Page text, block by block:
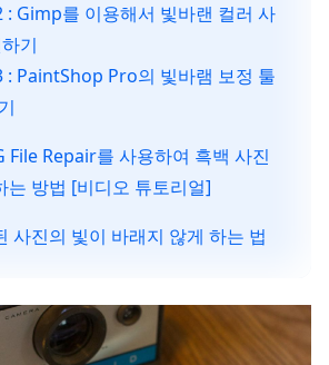
: Gimp를 이용해서 빛바랜 컬러 사
기
: PaintShop Pro의 빛바램 보정 툴
File Repair를 사용하여 흑백 사진
는 방법 [비디오 튜토리얼]
사진의 빛이 바래지 않게 하는 법